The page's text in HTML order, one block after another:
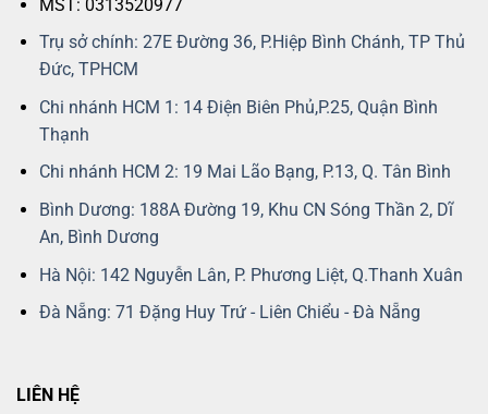
MST: 0313520977
Trụ sở chính: 27E Đường 36, P.Hiệp Bình Chánh, TP Thủ
Đức, TPHCM
Chi nhánh HCM 1: 14 Điện Biên Phủ,P.25, Quận Bình
Thạnh
Chi nhánh HCM 2: 19 Mai Lão Bạng, P.13, Q. Tân Bình
Bình Dương: 188A Đường 19, Khu CN Sóng Thần 2, Dĩ
An, Bình Dương
Hà Nội: 142 Nguyễn Lân, P. Phương Liệt, Q.Thanh Xuân
Đà Nẵng: 71 Đặng Huy Trứ - Liên Chiểu - Đà Nẵng
LIÊN HỆ